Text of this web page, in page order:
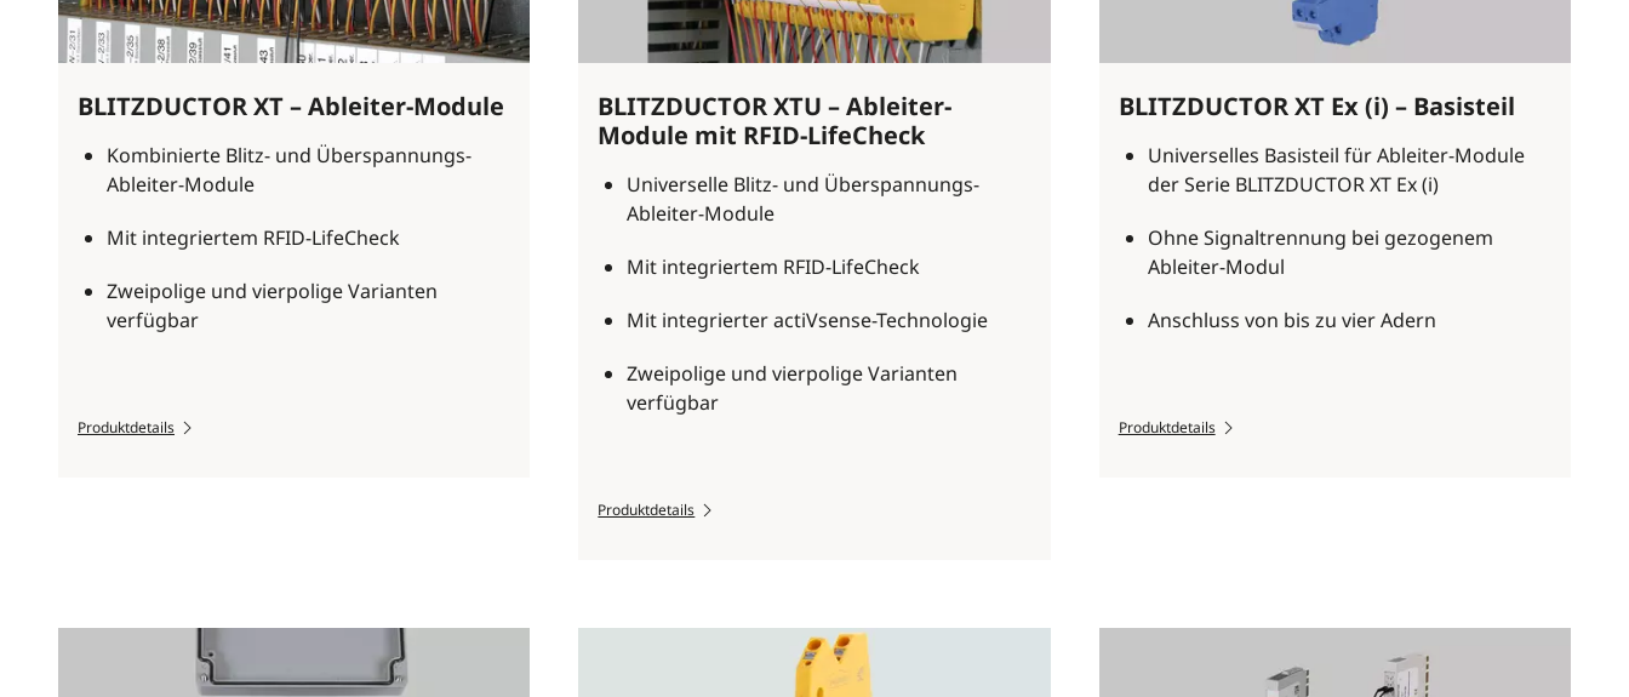
BLITZDUCTOR XT – Ableiter-Module
Kombinierte Blitz- und Überspannungs-
Ableiter-Module
Mit integriertem RFID-LifeCheck
Zweipolige und vierpolige Varianten
verfügbar
Produktdetails
BLITZDUCTOR XTU – Ableiter-
Module mit RFID-LifeCheck
Universelle Blitz- und Überspannungs-
Ableiter-Module
Mit integriertem RFID-LifeCheck
Mit integrierter actiVsense-Technologie
Zweipolige und vierpolige Varianten
verfügbar
Produktdetails
BLITZDUCTOR XT Ex (i) – Basisteil
Universelles Basisteil für Ableiter-Module
der Serie BLITZDUCTOR XT Ex (i)
Ohne Signaltrennung bei gezogenem
Ableiter-Modul
Anschluss von bis zu vier Adern
Produktdetails